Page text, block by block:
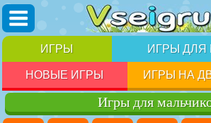
ИГРЫ ИГРЫ ДЛЯ
НОВЫЕ ИГРЫ ИГРЫ НА
Игры для